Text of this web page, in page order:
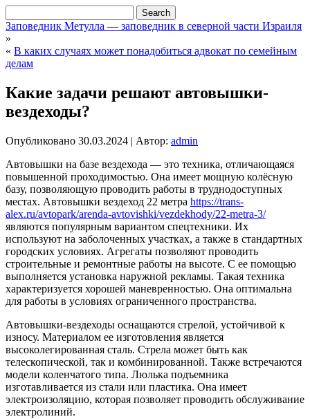
Заповедник Метулла — заповедник в северной части Израиля
»
« В каких случаях может понадобиться адвокат по семейным
делам
Какие задачи решают автовышки-
вездеходы?
Опубликовано 30.03.2024 | Автор: admin
Автовышки на базе вездехода — это техника, отличающаяся
повышенной проходимостью. Она имеет мощную колёсную
базу, позволяющую проводить работы в труднодоступных
местах. Автовышки вездеход 22 метра https://trans-
alex.ru/avtopark/arenda-avtovishki/vezdekhody/22-metra-3/
являются популярным вариантом спецтехники. Их
используют на заболоченных участках, а также в стандартных
городских условиях. Агрегаты позволяют проводить
строительные и ремонтные работы на высоте. С ее помощью
выполняется установка наружной рекламы. Такая техника
характеризуется хорошей маневренностью. Она оптимальна
для работы в условиях ограниченного пространства.
Автовышки-вездеходы оснащаются стрелой, устойчивой к
износу. Материалом ее изготовления является
высоколегированная сталь. Стрела может быть как
телескопической, так и комбинированной. Также встречаются
модели коленчатого типа. Люлька подъемника
изготавливается из стали или пластика. Она имеет
электроизоляцию, которая позволяет проводить обслуживание
электролиний.